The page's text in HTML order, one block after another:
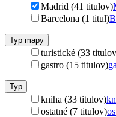
Madrid (41 titulov)
Barcelona (1 titul)
Typ mapy
turistické (33
gastro (15 titulov)
Typ
kniha (33 titulov)
ostatné (7 titulov)